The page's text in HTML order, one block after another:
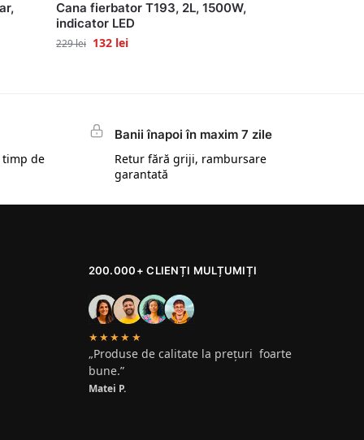
Cana fierbator T193, 2L, 1500W,
indicator LED
229lei 132 lei
timp de
Banii înapoi în maxim 7 zile
Retur fără griji, rambursare
garantată
200.000+ CLIENȚI MULȚUMIȚI
★★★★★
„Produse de calitate la prețuri foarte
bune.”
Matei P.